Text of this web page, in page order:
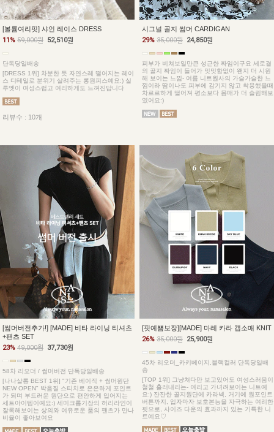
[볼륨여리핏] 샤인 레이스 DRESS
11% 59,000원 52,510원
단독당일배송
[DRESS 1위] 차분한 듯 자연스레 떨어지는 레이
스 디테일로 분위기 살려주는 롱원피스예요:) 실
루엣이 여성스럽고 여리하게도 느껴진답니다
리뷰수 : 10개
시그널 골지 썸머 CARDIGAN
29% 35,000원 24,850원
피부가 비쳐보일만큰 성근한 짜임이구요 세로결
의 골지 짜임이 들어가 밋밋함없이 왠지 더 시원
해 보이는 느낌- 여름 니트원사의 가슬가슬한 느
낌이라 땀이나도 피부에 감기지 않고 착용했을때
차르르하게 떨어져 평소보다 몸매가 더 슬림해보
였어요:)
[썸머버전추가!] [MADE] 비타 라이닝 티셔츠
+팬츠 SET
23% 49,000원 37,730원
58차 리오더 / 썸머버전 단독당일배송
[나나살롱 BEST 1위] "기존 베이직 + 썸머원단
NEW OPEN" 박음질 스티치로 은은하게 포인트
가 되며 부드러운 원단으로 편안하게 입어지는
세트아이템이예요:) 세미크롭기장의 허리라인이
잘록해보이는 상의와 여유로운 품의 팬츠가 만나
비율이 좋아보여요
[핏예쁨보장][MADE] 마레 카라 캡소매 KNIT
26% 35,000원 25,900원
45차 리오더_카키베이지,블랙컬러 단독당일배
송
[TOP 1위] 그냥쳐다만 보고있어도 여성스러움이
철철 흘러내리는- 여리고 가녀려보이는 니트예
요:) 잔잔한 골지원단에 카라넥, 거기에 원포인트
버튼까지, 입자마자 보호본능을 자극하는 여리한
핏으로, 사이즈 다운의 효과까지 있는 기특한 니
트예요♡